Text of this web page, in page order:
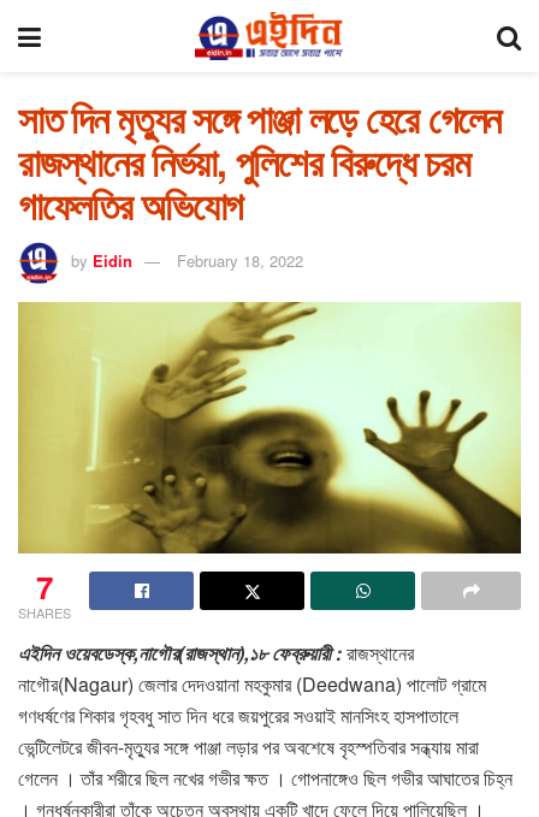
সাত দিন মৃত্যুর সঙ্গে পাঞ্জা লড়ে হেরে গেলেন
রাজস্থানের নির্ভয়া, পুলিশের বিরুদ্ধে চরম
গাফেলতির অভিযোগ
by Eidin February 18, 2022
7
SHARES
এইদিন ওয়েবডেস্ক,নাগৌর(রাজস্থান),১৮ ফেব্রুয়ারী :রাজস্থানের
নাগৌর(Nagaur) জেলার দেদওয়ানা মহকুমার (Deedwana) পালোট গ্রামে
গণধর্ষণের শিকার গৃহবধু সাত দিন ধরে জয়পুরের সওয়াই মানসিংহ হাসপাতালে
ভেন্টিলেটরে জীবন-মৃত্যুর সঙ্গে পাঞ্জা লড়ার পর অবশেষে বৃহস্পতিবার সন্ধ্যায় মারা
গেলেন । তাঁর শরীরে ছিল নখের গভীর ক্ষত । গোপনাঙ্গেও ছিল গভীর আঘাতের চিহ্ন
। গনধর্ষনকারীরা তাঁকে অচেতন অবস্থায় একটি খাদে ফেলে দিয়ে পালিয়েছিল ।